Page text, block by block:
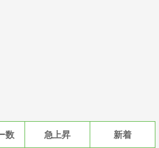
数 急上昇 新着